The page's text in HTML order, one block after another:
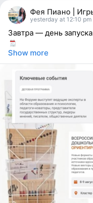
people
reacted Фея Пиано |
yesterday at 12:10 pm
Завтра — день
Show more